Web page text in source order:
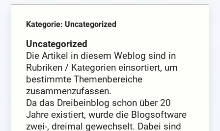
Kategorie: Uncategorized
Uncategorized
Die Artikel in diesem Weblog sind in
Rubriken / Kategorien einsortiert, um
bestimmte Themenbereiche
zusammenzufassen.
Da das Dreibeinblog schon über 20
Jahre existiert, wurde die Blogsoftware
zwei-, dreimal gewechselt. Dabei sind